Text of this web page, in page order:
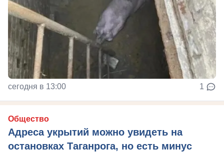
сегодня в 13:00 1
Общество
Адреса укрытий можно увидеть на
остановках Таганрога, но есть минус